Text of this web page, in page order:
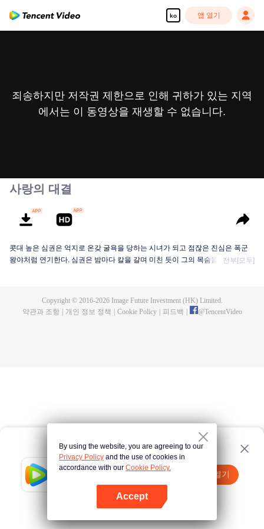
ko 앱 열기
Tencent Video
앱 열기
여기 클릭 다시 시도
죄송하지만 저작권 제한으로 인해 귀하가 있는 지역
에서는 이 동영상을 재생할 수 없습니다.
사랑의 대결
콧대 높은 심권은 억지로 온갖 굴욕을 당하는 시녀가 되고 점잖은 진심은 폭군
왕야처럼 연기한다. 심권은 밤마다 칼을 갈며 미친 듯이 그의 목숨을 노리고, 진
전부[모두]
Copyright © 2016-2026Image Future Investment (HK) Limited.
약관과 조항
개인 정보 정책 Cookie Policy 피드백 @TencentVideo
By using the website, you are agreeing to our
Privacy Policy and the use of cookies in
accordance with our Cookie Policy.
Accept